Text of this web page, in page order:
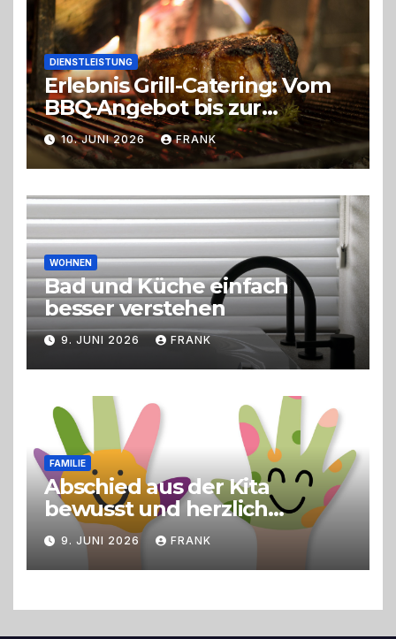
DIENSTLEISTUNG
Erlebnis Grill-Catering: Vom
BBQ-Angebot bis zur
perfekten Eventorganisation
Trend zu Outdoor-Events,
Erlebnisgastronomie und
Live-Cooking
10. JUNI 2026 FRANK
WOHNEN
Bad und Küche einfach
besser verstehen
9. JUNI 2026 FRANK
FAMILIE
Abschied aus der Kita
bewusst und herzlich
gestalten
9. JUNI 2026 FRANK